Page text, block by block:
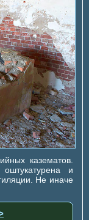
казематов.
и
Не иначе